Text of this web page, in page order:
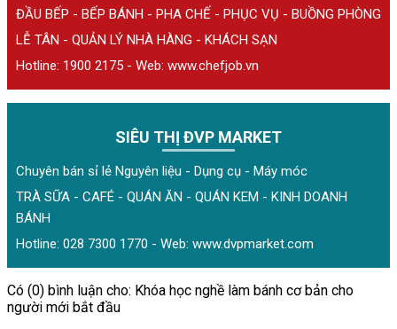
ĐẦU BẾP - BẾP BÁNH - PHA CHẾ - PHỤC VỤ - BUỒNG PHÒNG
LỄ TÂN - QUẢN LÝ NHÀ HÀNG - KHÁCH SẠN
Hotline: 1900 2175 - Web: www.chefjob.vn
SIÊU THỊ ĐVP MARKET
Chuyên bán sỉ lẻ Nguyên liệu - Dụng cụ - Máy móc
TRÀ SỮA - CAFÉ - QUÁN ĂN - QUÁN KEM - KINH DOANH
BÁNH
Hotline: 028 7300 1770 - Web: www.dvpmarket.com
Có (0) bình luận cho: Khóa học nghề làm bánh cơ bản cho
người mới bắt đầu